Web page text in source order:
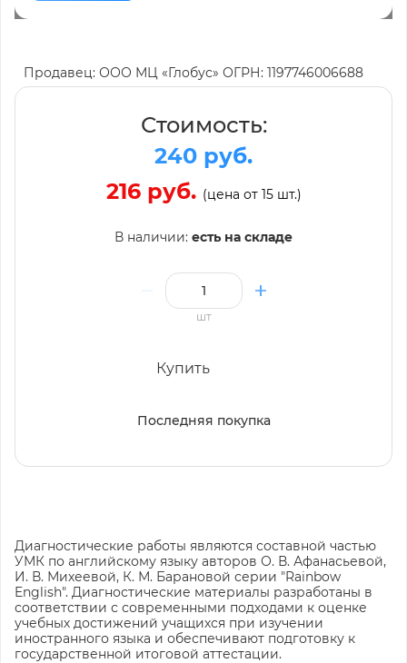
Продавец: ООО МЦ «Глобус» ОГРН: 1197746006688
Стоимость:
240 руб.
216 руб. (цена от 15 шт.)
В наличии: есть на складе
шт
Купить
Последняя покупка
Диагностические работы являются составной частью
УМК по английскому языку авторов О. В. Афанасьевой,
И. В. Михеевой, К. М. Барановой серии "Rainbow
English". Диагностические материалы разработаны в
соответствии с современными подходами к оценке
учебных достижений учащихся при изучении
иностранного языка и обеспечивают подготовку к
государственной итоговой аттестации.